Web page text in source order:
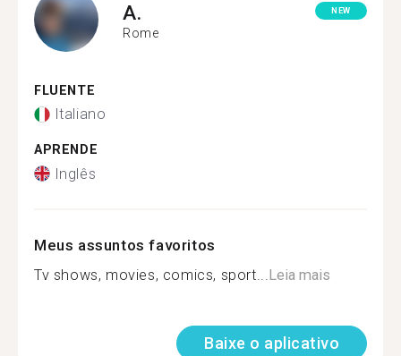
A.
Rome
NEW
FLUENTE
Italiano
APRENDE
Inglês
Meus assuntos favoritos
Tv shows, movies, comics, sport... Leia mais
Baixe o aplicativo